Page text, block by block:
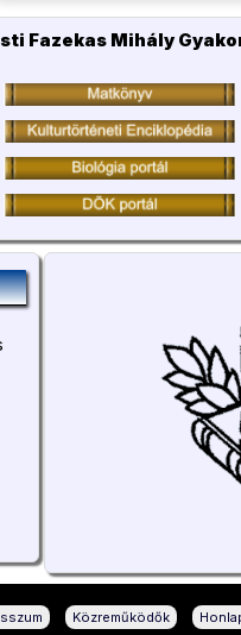
Fazekas Mihály
Közreműködők